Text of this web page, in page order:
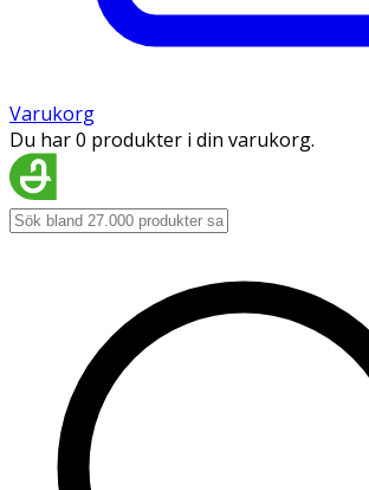
Varukorg
Du har 0 produkter i din varukorg.